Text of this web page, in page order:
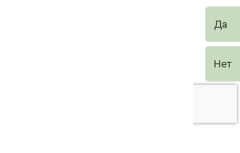
Да
Нет